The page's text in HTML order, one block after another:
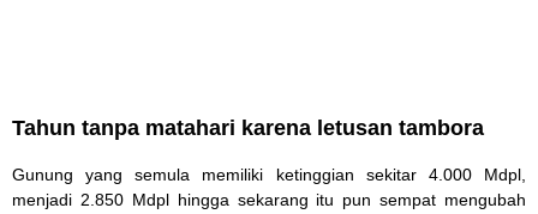
Tahun tanpa matahari karena letusan tambora
Gunung yang semula memiliki ketinggian sekitar 4.000 Mdpl,
menjadi 2.850 Mdpl hingga sekarang itu pun sempat mengubah